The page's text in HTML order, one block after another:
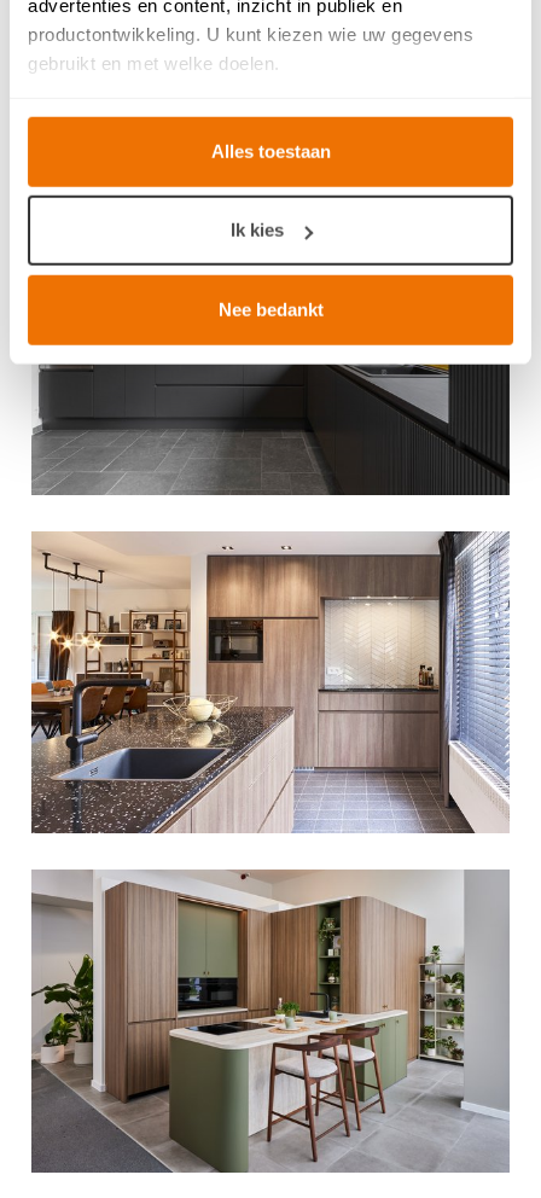
advertenties en content, inzicht in publiek en
productontwikkeling. U kunt kiezen wie uw gegevens
gebruikt en met welke doelen.
Als u het toestaat, willen we ook graag:
Informatie verzamelen over uw geografische locatie,
die tot een paar meter nauwkeurig kan zijn
op specifieke eigenschappen (fingerprinting)
Lees meer over hoe uw persoonlijke gegevens worden
verwerkt en stel uw voorkeuren in het
intrekken in de Cookieverklaring.
Breng uw cookies, net als een keukenproject, op smaak
voor een ervaring op maat. Door de cookies te
accepteren, geniet u van een vloeiende ervaring. Ze
om teanalyserenwat beter kan en helpen ons om u
eengepersonaliseerdeervaring te bieden zoals
aangegeven in hetcookiebeleid
Alles toestaan
Ik kies
Nee bedankt